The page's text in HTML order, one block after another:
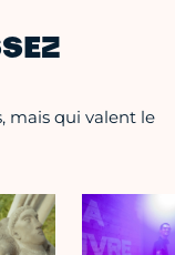
mais qui valent le